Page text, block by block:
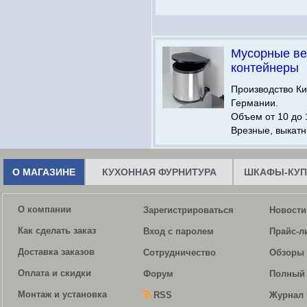
Мусорные
контейнеры
Производство
Германии.
Объем от 10 до
Врезные,
О МАГАЗИНЕ КУХОННАЯ ФУРНИТУРА ШКАФЫ-
О компании
Как сделать заказ
Доставка заказов
Оплата и скидки
Монтаж и установка
Зарегистрироваться
Вход с паролем
Сотрудничество
Форум
RSS
Новости
Прайс-
Обзоры
Полный
Журнал